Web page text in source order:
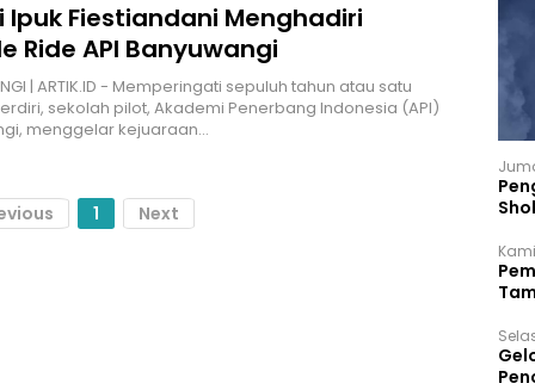
Ipuk Fiestiandani Menghadiri
Ride API Banyuwangi
| ARTIK.ID - Memperingati sepuluh tahun atau satu
sekolah pilot, Akademi Penerbang Indonesia (API)
menggelar kejuaraan…
1 Next